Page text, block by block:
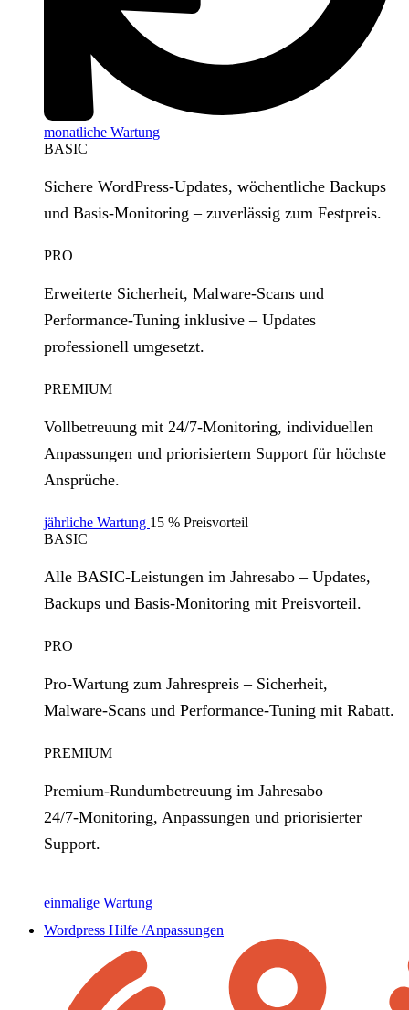
monatliche Wartung
BASIC
Sichere WordPress‑Updates, wöchentliche Backups
und Basis‑Monitoring – zuverlässig zum Festpreis.
PRO
Erweiterte Sicherheit, Malware‑Scans und
Performance‑Tuning inklusive – Updates
professionell umgesetzt.
PREMIUM
Vollbetreuung mit 24/7‑Monitoring, individuellen
Anpassungen und priorisiertem Support für höchste
Ansprüche.
jährliche Wartung 15 % Preisvorteil
BASIC
Alle BASIC‑Leistungen im Jahresabo – Updates,
Backups und Basis‑Monitoring mit Preisvorteil.
PRO
Pro‑Wartung zum Jahrespreis – Sicherheit,
Malware‑Scans und Performance‑Tuning mit Rabatt.
PREMIUM
Premium‑Rundumbetreuung im Jahresabo –
24/7‑Monitoring, Anpassungen und priorisierter
Support.
einmalige Wartung
Wordpress Hilfe /Anpassungen